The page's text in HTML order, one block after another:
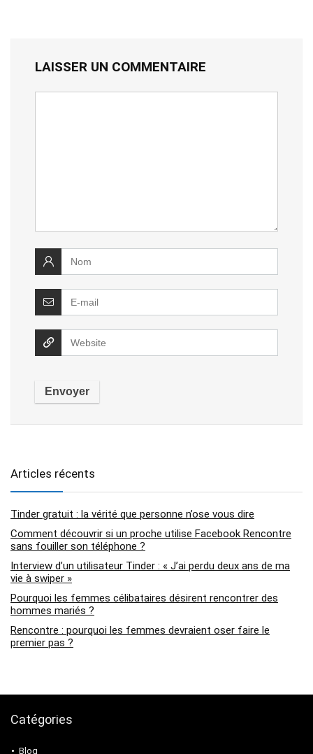
LAISSER UN COMMENTAIRE
Articles récents
Tinder gratuit : la vérité que personne n’ose vous dire
Comment découvrir si un proche utilise Facebook Rencontre
sans fouiller son téléphone ?
Interview d’un utilisateur Tinder : « J’ai perdu deux ans de ma
vie à swiper »
Pourquoi les femmes célibataires désirent rencontrer des
hommes mariés ?
Rencontre : pourquoi les femmes devraient oser faire le
premier pas ?
Catégories
Blog